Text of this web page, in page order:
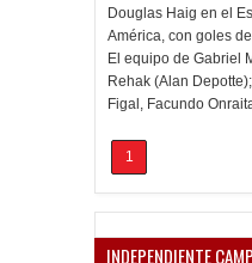
Douglas Haig en el
América, con goles
El equipo de Gabriel
Rehak (Alan
Figal, Facundo
1
INDEPENDIENTE